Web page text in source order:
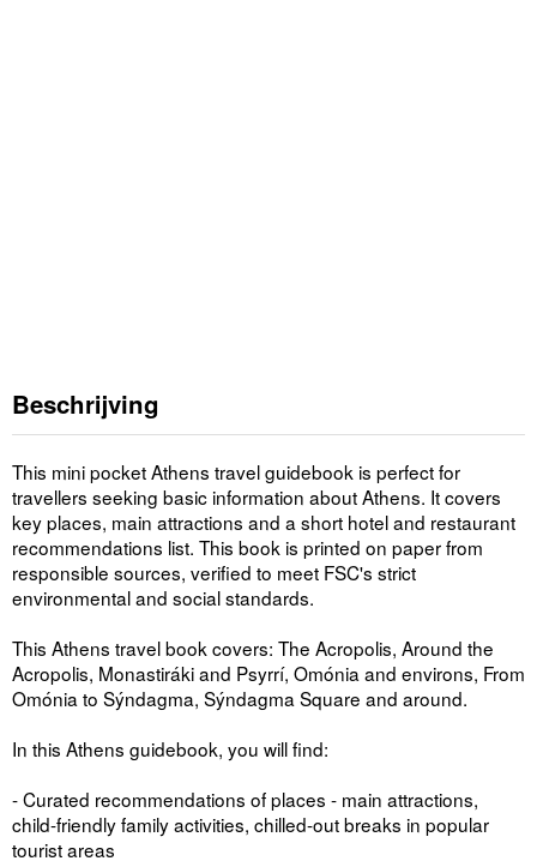
Beschrijving
This mini pocket Athens travel guidebook is perfect for
travellers seeking basic information about Athens. It covers
key places, main attractions and a short hotel and restaurant
recommendations list. This book is printed on paper from
responsible sources, verified to meet FSC's strict
environmental and social standards.
This Athens travel book covers: The Acropolis, Around the
Acropolis, Monastiráki and Psyrrí, Omónia and environs, From
Omónia to Sýndagma, Sýndagma Square and around.
In this Athens guidebook, you will find:
- Curated recommendations of places - main attractions,
child-friendly family activities, chilled-out breaks in popular
tourist areas